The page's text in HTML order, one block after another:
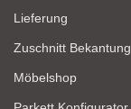
Lieferung
Zuschnitt Bekantung
Möbelshop